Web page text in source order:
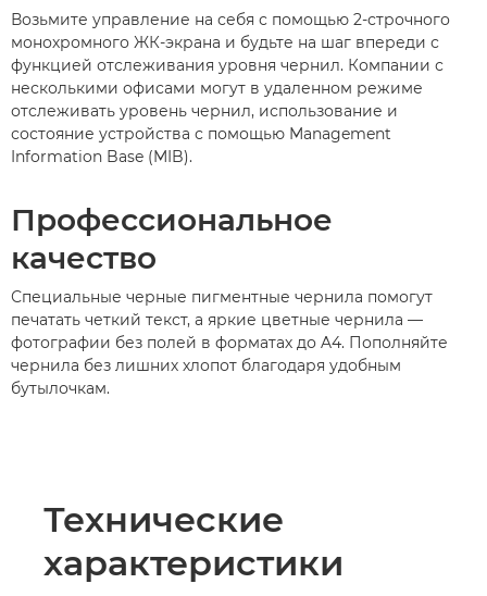
Возьмите управление на себя с помощью 2-строчного
монохромного ЖК-экрана и будьте на шаг впереди с
функцией отслеживания уровня чернил. Компании с
несколькими офисами могут в удаленном режиме
отслеживать уровень чернил, использование и
состояние устройства с помощью Management
Information Base (MIB).
Профессиональное
качество
Специальные черные пигментные чернила помогут
печатать четкий текст, а яркие цветные чернила —
фотографии без полей в форматах до A4. Пополняйте
чернила без лишних хлопот благодаря удобным
бутылочкам.
Технические
характеристики